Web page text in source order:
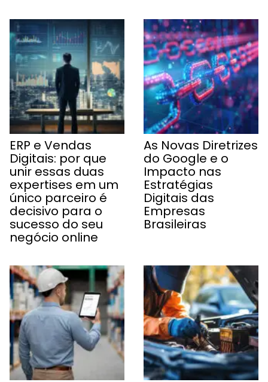
ERP e Vendas
Digitais: por que
unir essas duas
expertises em um
único parceiro é
decisivo para o
sucesso do seu
negócio online
As Novas Diretrizes
do Google e o
Impacto nas
Estratégias
Digitais das
Empresas
Brasileiras